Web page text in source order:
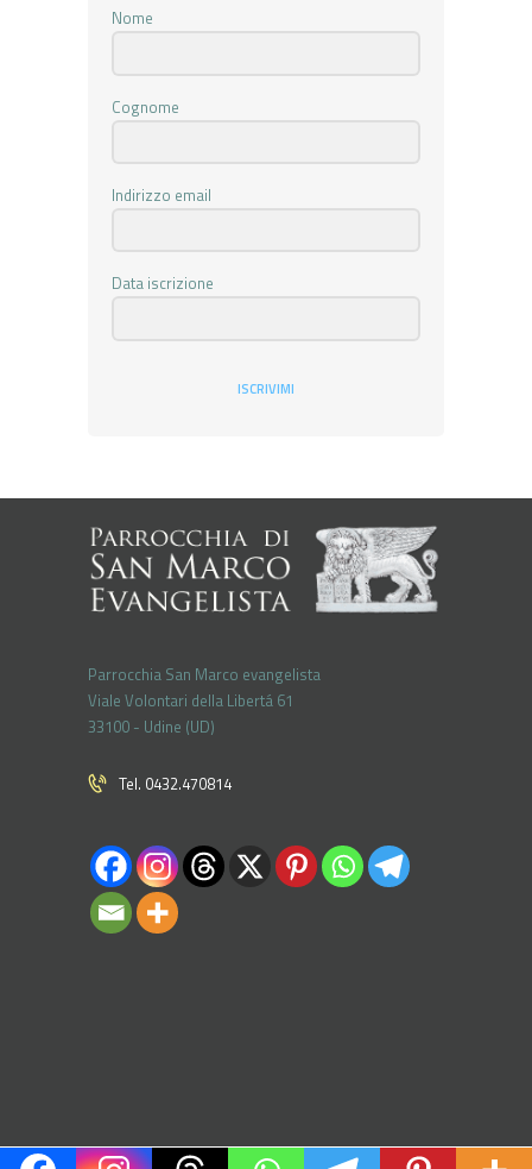
Nome
Cognome
Indirizzo email
Data iscrizione
ISCRIVIMI
Parrocchia San Marco evangelista
Viale Volontari della Libertá 61
33100 - Udine (UD)
Tel. 0432.470814